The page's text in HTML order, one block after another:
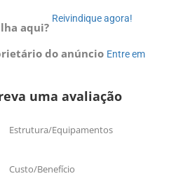
aqui?
Reivindique agora!
do anúncio Entre em
uma avaliação
Estrutura/Equipamentos
Custo/Benefício